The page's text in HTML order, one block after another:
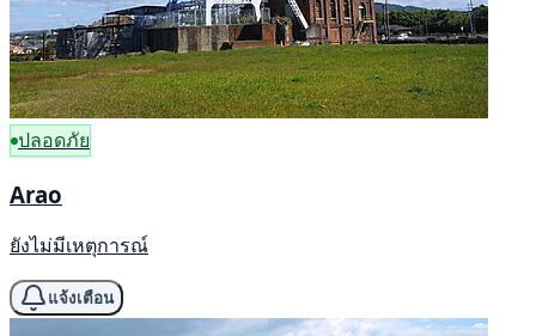
ปลอดภัย
Arao
ยังไม่มีเหตุการณ์
แจ้งเตือน